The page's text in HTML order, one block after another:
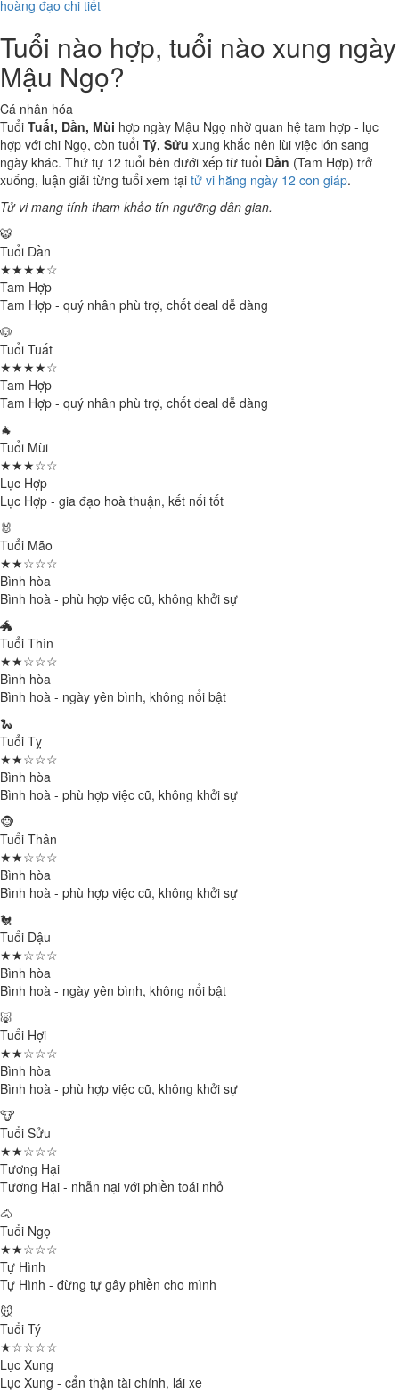
hoàng đạo chi tiết
Tuổi nào hợp, tuổi nào xung ngày
Mậu Ngọ?
Cá nhân hóa
Tuổi Tuất, Dần, Mùi hợp ngày Mậu Ngọ nhờ quan hệ tam hợp - lục
hợp với chi Ngọ, còn tuổi Tý, Sửu xung khắc nên lùi việc lớn sang
ngày khác. Thứ tự 12 tuổi bên dưới xếp từ tuổi Dần (Tam Hợp) trở
xuống, luận giải từng tuổi xem tại tử vi hằng ngày 12 con giáp.
Tử vi mang tính tham khảo tín ngưỡng dân gian.
🐯
Tuổi Dần
★★★★☆
Tam Hợp
Tam Hợp - quý nhân phù trợ, chốt deal dễ dàng
🐶
Tuổi Tuất
★★★★☆
Tam Hợp
Tam Hợp - quý nhân phù trợ, chốt deal dễ dàng
🐐
Tuổi Mùi
★★★☆☆
Lục Hợp
Lục Hợp - gia đạo hoà thuận, kết nối tốt
🐰
Tuổi Mão
★★☆☆☆
Bình hòa
Bình hoà - phù hợp việc cũ, không khởi sự
🐲
Tuổi Thìn
★★☆☆☆
Bình hòa
Bình hoà - ngày yên bình, không nổi bật
🐍
Tuổi Tỵ
★★☆☆☆
Bình hòa
Bình hoà - phù hợp việc cũ, không khởi sự
🐵
Tuổi Thân
★★☆☆☆
Bình hòa
Bình hoà - phù hợp việc cũ, không khởi sự
🐔
Tuổi Dậu
★★☆☆☆
Bình hòa
Bình hoà - ngày yên bình, không nổi bật
🐷
Tuổi Hợi
★★☆☆☆
Bình hòa
Bình hoà - phù hợp việc cũ, không khởi sự
🐮
Tuổi Sửu
★★☆☆☆
Tương Hại
Tương Hại - nhẫn nại với phiền toái nhỏ
🐴
Tuổi Ngọ
★★☆☆☆
Tự Hình
Tự Hình - đừng tự gây phiền cho mình
🐭
Tuổi Tý
★☆☆☆☆
Lục Xung
Lục Xung - cẩn thận tài chính, lái xe